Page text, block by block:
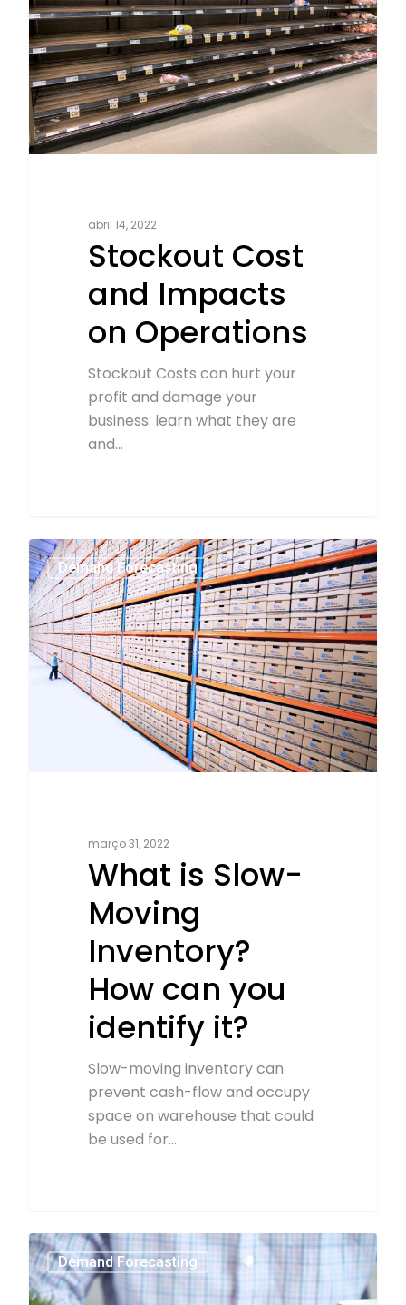
abril 14, 2022
Stockout Cost
and Impacts
on Operations
Stockout Costs can hurt your
profit and damage your
business. learn what they are
and…
Demand Forecasting
março 31, 2022
What is Slow-
Moving
Inventory?
How can you
identify it?
Slow-moving inventory can
prevent cash-flow and occupy
space on warehouse that could
be used for…
4
Demand Forecasting
2